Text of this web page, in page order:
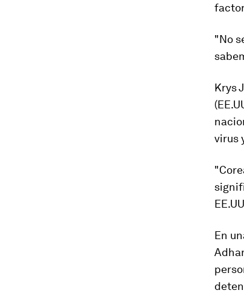
"No
Krys
virus
En